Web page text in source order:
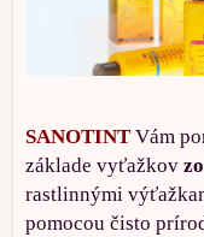
SANOTINT Vám
základe vyťažkov
rastlinnými
pomocou čisto